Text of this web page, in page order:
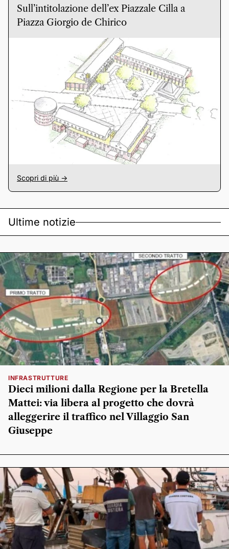
Sull’intitolazione dell’ex Piazzale Cilla a
Piazza Giorgio de Chirico
Scopri di più ->
Ultime notizie
INFRASTRUTTURE
Dieci milioni dalla Regione per la Bretella
Mattei: via libera al progetto che dovrà
alleggerire il traffico nel Villaggio San
Giuseppe